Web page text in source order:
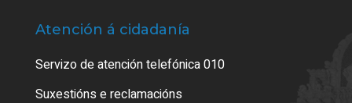
Atención á cidadanía
Servizo de atención telefónica 010
Suxestións e reclamacións